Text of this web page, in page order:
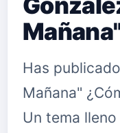
Has
Mañana"
Un tema